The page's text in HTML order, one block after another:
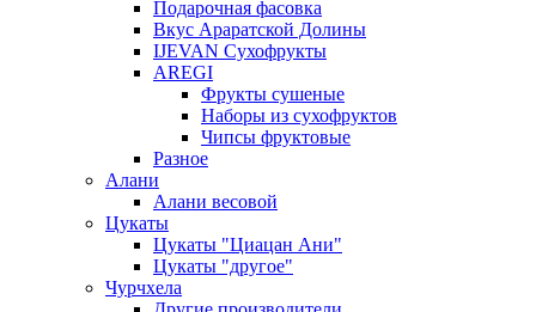
Подарочная фасовка
Вкус Араратской Долины
IJEVAN Сухофрукты
AREGI
Фрукты сушеные
Наборы из сухофруктов
Чипсы фруктовые
Разное
Алани
Алани весовой
Цукаты
Цукаты "Циацан Ани"
Цукаты "другое"
Чурчхела